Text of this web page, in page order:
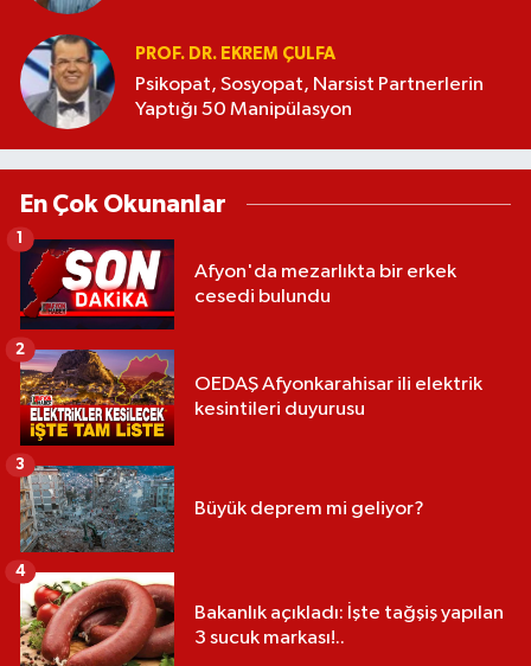
PROF. DR. EKREM ÇULFA
Psikopat, Sosyopat, Narsist Partnerlerin
Yaptığı 50 Manipülasyon
En Çok Okunanlar
Afyon'da mezarlıkta bir erkek
cesedi bulundu
1
OEDAŞ Afyonkarahisar ili elektrik
kesintileri duyurusu
2
Büyük deprem mi geliyor?
3
Bakanlık açıkladı: İşte tağşiş yapılan
3 sucuk markası!..
4